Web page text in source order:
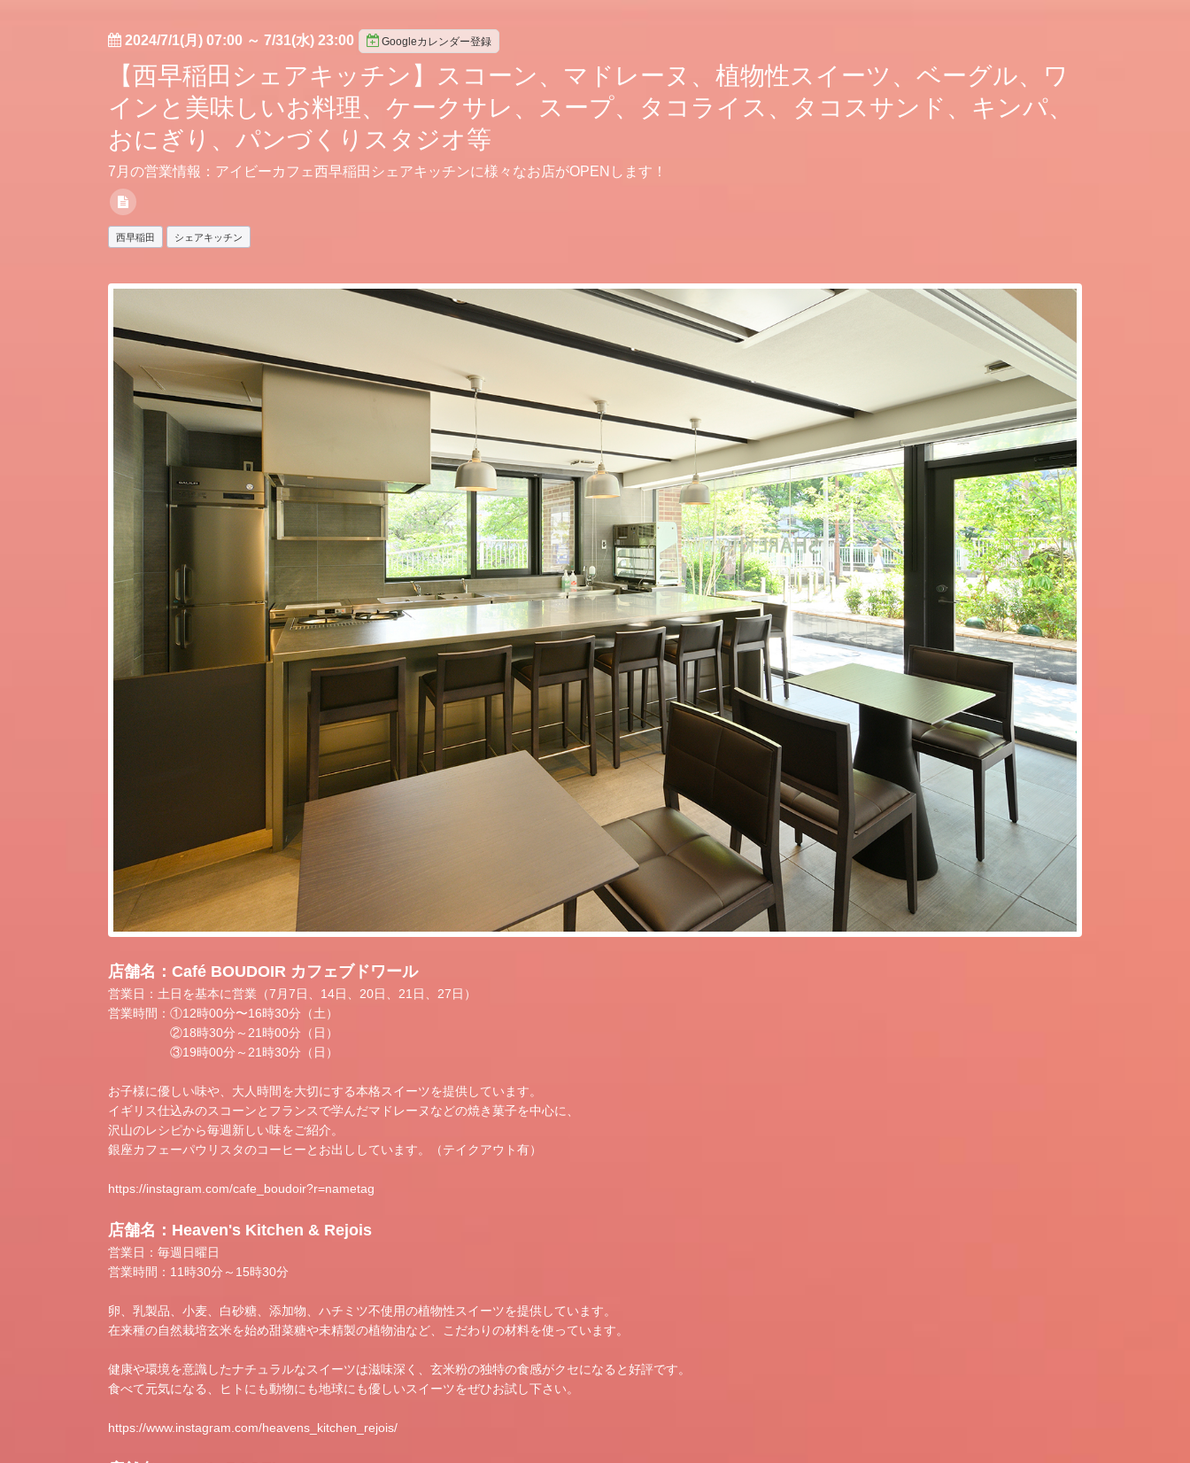
2024/7/1(月) 07:00 ～ 7/31(水) 23:00 Googleカレンダー登録
【西早稲田シェアキッチン】スコーン、マドレーヌ、植物性スイーツ、ベーグル、ワ
インと美味しいお料理、ケークサレ、スープ、タコライス、タコスサンド、キンパ、
おにぎり、パンづくりスタジオ等
7月の営業情報：アイビーカフェ西早稲田シェアキッチンに様々なお店がOPENします！
西早稲田 シェアキッチン
店舗名：Café BOUDOIR カフェブドワール
営業日：土日を基本に営業（7月7日、14日、20日、21日、27日）
営業時間：①12時00分〜16時30分（土）
②18時30分～21時00分（日）
③19時00分～21時30分（日）
お子様に優しい味や、大人時間を大切にする本格スイーツを提供しています。
イギリス仕込みのスコーンとフランスで学んだマドレーヌなどの焼き菓子を中心に、
沢山のレシピから毎週新しい味をご紹介。
銀座カフェーパウリスタのコーヒーとお出ししています。（テイクアウト有）
https://instagram.com/cafe_boudoir?r=nametag
店舗名：Heaven's Kitchen & Rejois
営業日：毎週日曜日
営業時間：11時30分～15時30分
卵、乳製品、小麦、白砂糖、添加物、ハチミツ不使用の植物性スイーツを提供しています。
在来種の自然栽培玄米を始め甜菜糖や未精製の植物油など、こだわりの材料を使っています。
健康や環境を意識したナチュラルなスイーツは滋味深く、玄米粉の独特の食感がクセになると好評です。
食べて元気になる、ヒトにも動物にも地球にも優しいスイーツをぜひお試し下さい。
https://www.instagram.com/heavens_kitchen_rejois/